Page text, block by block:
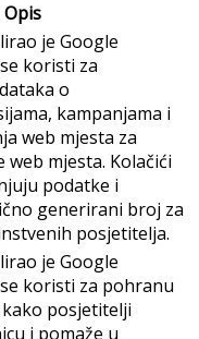
Opis
je Google
koristi za
o
kampanjama i
web mjesta za
web mjesta. Kolačići
podatke i
generirani broj za
posjetitelja.
je Google
koristi za pohranu
posjetitelji
i pomaže u